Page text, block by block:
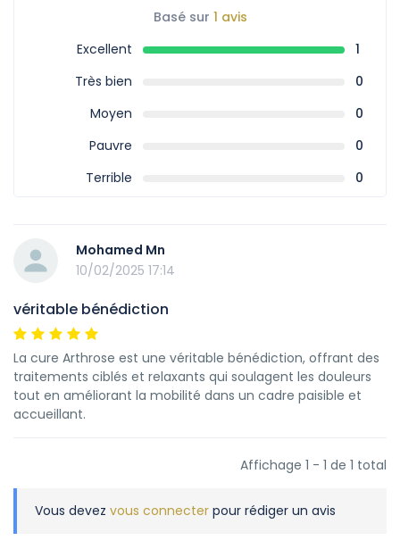
Basé sur 1 avis
Excellent
1
Très bien
0
Moyen
0
Pauvre
0
Terrible
0
Mohamed Mn
10/02/2025 17:14
véritable bénédiction
La cure Arthrose est une véritable bénédiction, offrant des
traitements ciblés et relaxants qui soulagent les douleurs
tout en améliorant la mobilité dans un cadre paisible et
accueillant.
Affichage 1 - 1 de 1 total
Vous devez vous connecter pour rédiger un avis